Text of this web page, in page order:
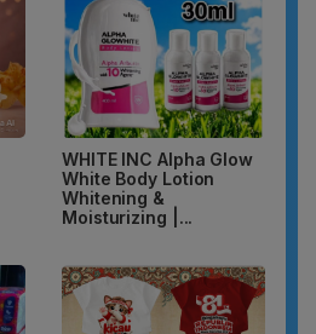
WHITE INC Alpha Glow
White Body Lotion
Whitening &
Moisturizing |...